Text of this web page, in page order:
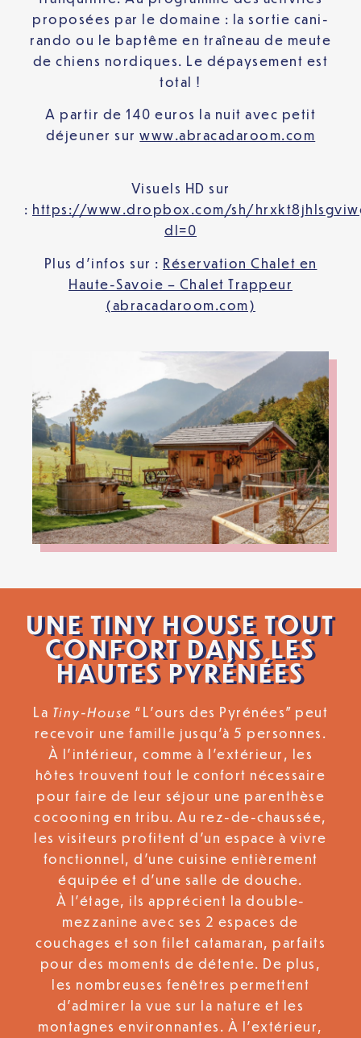
proposées par le domaine : la sortie cani-
rando ou le baptême en traîneau de meute
de chiens nordiques. Le dépaysement est
total !
A partir de 140 euros la nuit avec petit
déjeuner surwww.abracadaroom.com
Visuels HD sur
: https://www.dropbox.com/sh/
dl=0
Plus d’infos sur : Réservation Chalet en
Haute-Savoie – Chalet Trappeur
(abracadaroom.com)
UNE TINY HOUSE TOUT
CONFORT DANS LES
HAUTES PYRÉNÉES
La Tiny-House “L’ours des Pyrénées” peut
recevoir une famille jusqu’à 5 personnes.
À l’intérieur, comme à l’extérieur, les
hôtes trouvent tout le confort nécessaire
pour faire de leur séjour une parenthèse
cocooning en tribu. Au rez-de-chaussée,
les visiteurs profitent d’un espace à vivre
fonctionnel, d’une cuisine entièrement
équipée et d’une salle de douche.
À l’étage, ils apprécient la double-
mezzanine avec ses 2 espaces de
couchages et son filet catamaran, parfaits
pour des moments de détente. De plus,
les nombreuses fenêtres permettent
d’admirer la vue sur la nature et les
montagnes environnantes. À l’extérieur,